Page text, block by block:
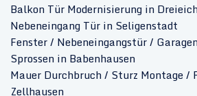
Balkon Tür Modernisierung in Dreieich
Nebeneingang Tür in Seligenstadt
Fenster / Nebeneingangstür /
Sprossen in Babenhausen
Mauer Durchbruch / Sturz Montage /
Zellhausen